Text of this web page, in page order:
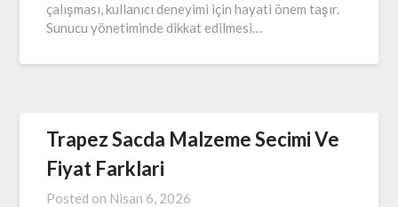
çalışması, kullanıcı deneyimi için hayati önem taşır.
Sunucu yönetiminde dikkat edilmesi…
Trapez Sacda Malzeme Secimi Ve
Fiyat Farklari
Posted on Nisan 6, 2026